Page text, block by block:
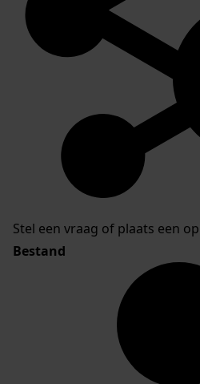
Stel een vraag of plaats een
Bestand